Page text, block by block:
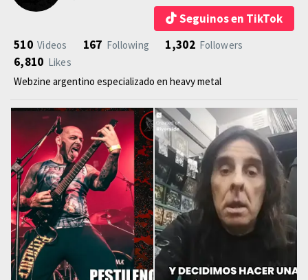
Seguinos en TikTok
510 Videos 167 Following 1,302 Followers
6,810 Likes
Webzine argentino especializado en heavy metal